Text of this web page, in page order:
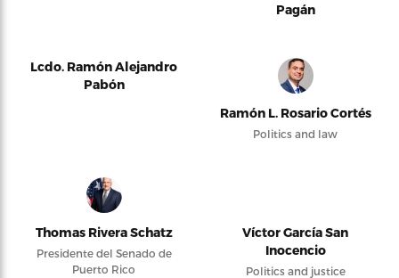
Pagán
Lcdo. Ramón Alejandro
Pabón
Ramón L. Rosario Cortés
Politics and law
Thomas Rivera Schatz
Presidente del Senado de
Puerto Rico
Víctor García San
Inocencio
Politics and justice